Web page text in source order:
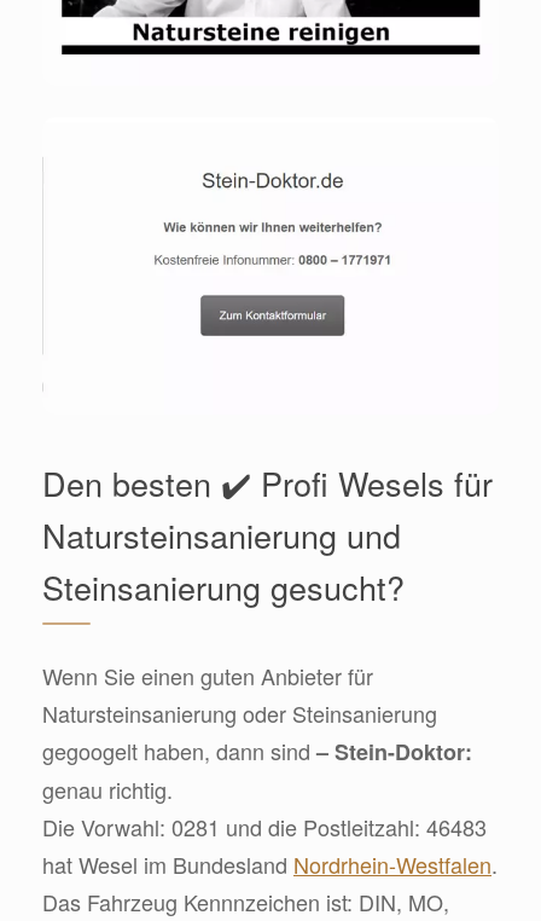
Den besten ✔️ Profi Wesels für
Natursteinsanierung und
Steinsanierung gesucht?
Wenn Sie einen guten Anbieter für
Natursteinsanierung oder Steinsanierung
gegoogelt haben, dann sind– Stein-Doktor:
genau richtig.
Die Vorwahl: 0281 und die Postleitzahl: 46483
hat Wesel im Bundesland Nordrhein-Westfalen.
Das Fahrzeug Kennnzeichen ist: DIN, MO,